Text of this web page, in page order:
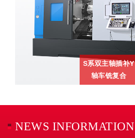
S系双主轴插补Y
轴车铣复合
NEWS INFORMATION